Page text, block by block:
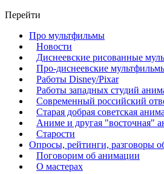
Перейти
Про мультфильмы
Новости
Диснеевские рисованные
Про-диснеевские
Работы Disney/Pixar
Работы западных студий
Современный российский
Старая добрая советская
Аниме и другая "восточная"
Старости
Опросы, рейтинги, разговоры
Поговорим об анимации
О мастерах